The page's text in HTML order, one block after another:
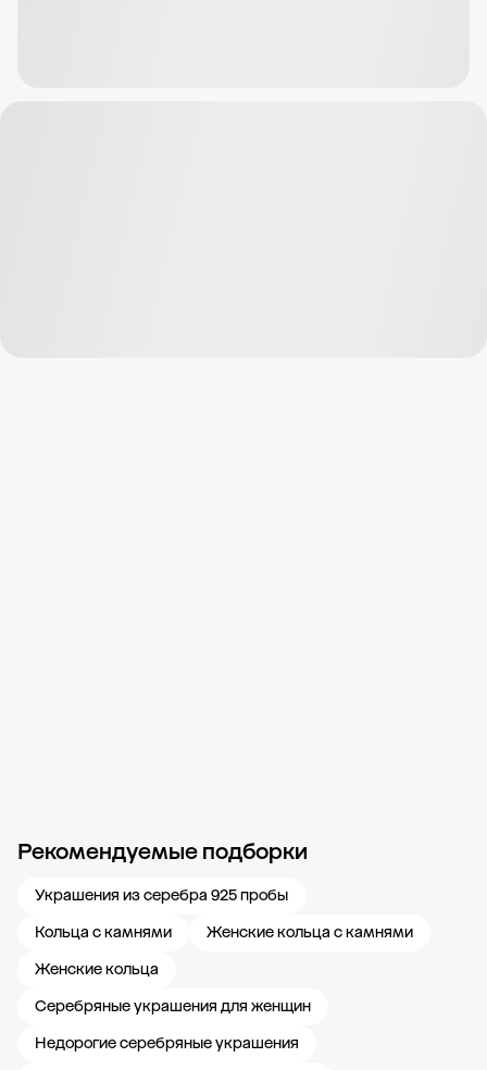
Рекомендуемые подборки
Украшения из серебра 925 пробы
Кольца с камнями
Женские кольца с камнями
Женские кольца
Серебряные украшения для женщин
Недорогие серебряные украшения
Новости компании Журнал ЗОЛОТОЙ Блог